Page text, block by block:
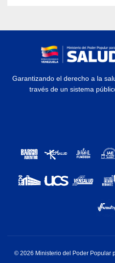
Garantizando el derecho a la
través de un sistema
© 2026 Ministerio del Poder Popular